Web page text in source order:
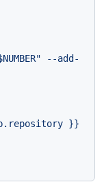
--add-
}}